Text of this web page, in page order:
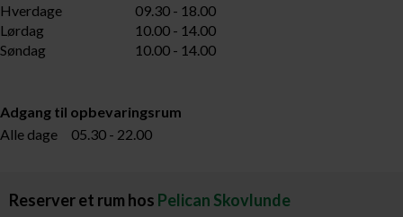
Hverdage
09.30 - 18.00
Lørdag
10.00 - 14.00
Søndag
10.00 - 14.00
Adgang til opbevaringsrum
Alle dage 05.30 - 22.00
Reserver et rum hos Pelican Skovlunde